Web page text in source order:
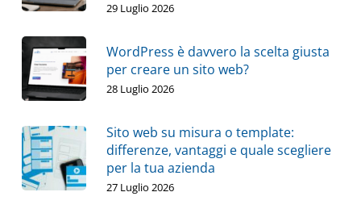
29 Luglio 2026
WordPress è davvero la scelta giusta
per creare un sito web?
28 Luglio 2026
Sito web su misura o template:
differenze, vantaggi e quale scegliere
per la tua azienda
27 Luglio 2026